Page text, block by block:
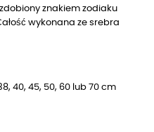
znakiem zodiaku
wykonana ze srebra
40, 45, 50, 60 lub 70 cm